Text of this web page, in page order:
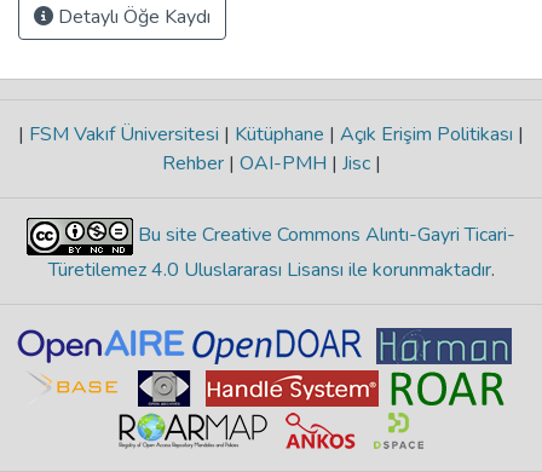
Detaylı Öğe Kaydı
| FSM Vakıf Üniversitesi | Kütüphane | Açık Erişim Politikası |
Rehber | OAI-PMH | Jisc |
Bu site Creative Commons Alıntı-Gayri Ticari-
Türetilemez 4.0 Uluslararası Lisansı ile korunmaktadır.